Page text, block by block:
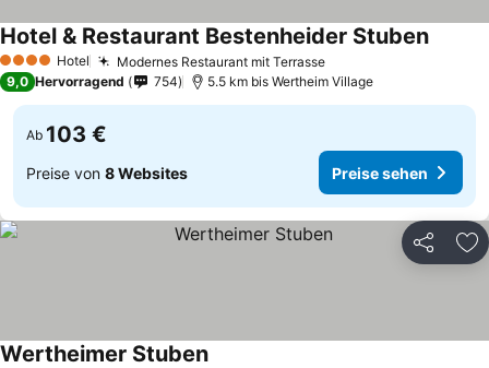
4 Sterne Hotel Modernes Restaurant mit Terrasse
Hotel & Restaurant Bestenheider Stuben
9,0 Hervorragend 754 5.5 km bis Wertheim Village
Ab 103 €
Preise von 8 Websites Preise sehen
Teilen
Wertheimer Stuben